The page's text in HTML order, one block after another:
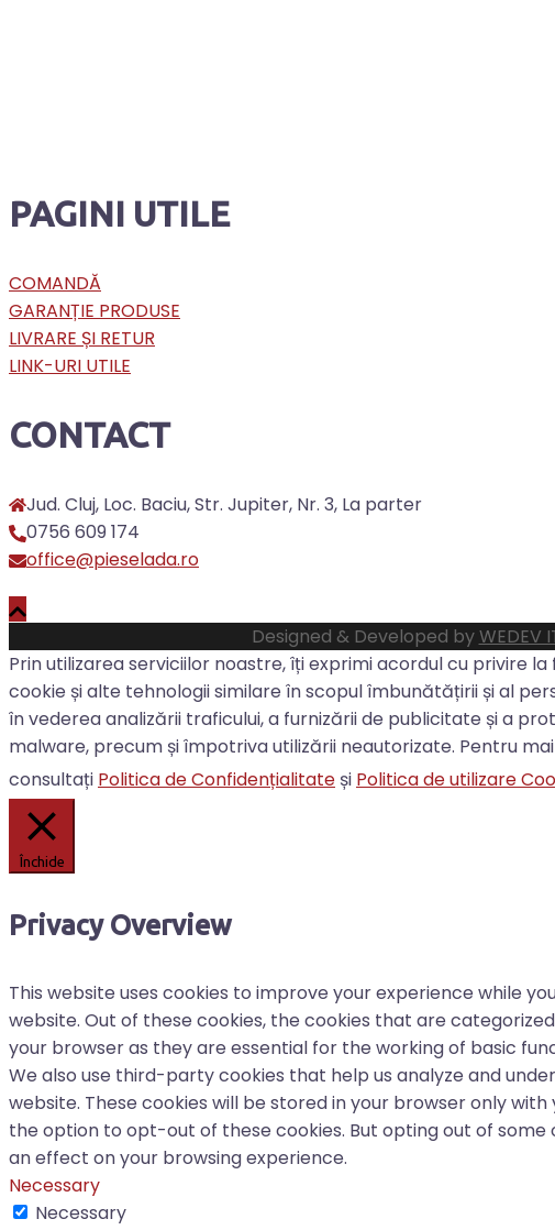
PAGINI UTILE
COMANDĂ
GARANȚIE PRODUSE
LIVRARE ȘI RETUR
LINK-URI UTILE
CONTACT
Jud. Cluj, Loc. Baciu, Str. Jupiter, Nr. 3, La parter
0756 609 174
office@pieselada.ro
Designed & Developed byWEDEV
Prin utilizarea serviciilor noastre, îți exprimi acordul cu privire
cookie și alte tehnologii similare în scopul îmbunătățirii și al
în vederea analizării traficului, a furnizării de publicitate și a
malware, precum și împotriva utilizării neautorizate. Pentru
consultați Politica de Confidențialitate și Politica de utilizare
Închide
Privacy Overview
This website uses cookies to improve your experience while
website. Out of these cookies, the cookies that are
your browser as they are essential for the working of basic
We also use third-party cookies that help us analyze and
website. These cookies will be stored in your browser only with
the option to opt-out of these cookies. But opting out of some
an effect on your browsing experience.
Necessary
Necessary